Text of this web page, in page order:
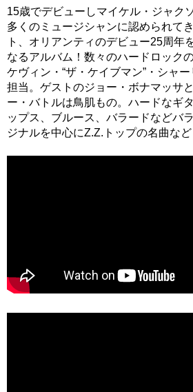
15歳でデビューしマイケル・ジャク
多くのミュージシャンに認められて
ト、オリアンティのデビュー25周年
なるアルバム！数々のハードロック
ケヴィン・“ザ・ケイブマン”・シャ
担当。ゲストのジョー・ボナマッサ
ー・バトルは鳥肌もの。ハードなギ
ップス、ブルース、バラードなどバ
ジナルを中心にZ.Z.トップの名曲など